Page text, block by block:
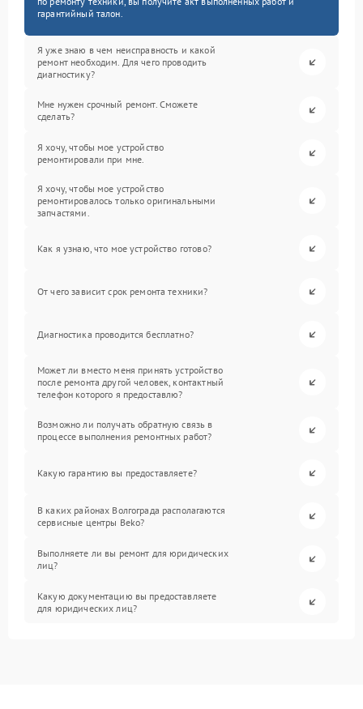
гарантийный талон.
Я уже знаю в чем неисправность и какой
ремонт необходим. Для чего проводить
диагностику?
Мне нужен срочный ремонт. Сможете
сделать?
Я хочу, чтобы мое устройство
ремонтировали при мне.
Я хочу, чтобы мое устройство
ремонтировалось только оригинальными
запчастями.
Как я узнаю, что мое устройство готово?
От чего зависит срок ремонта техники?
Диагностика проводится бесплатно?
Может ли вместо меня принять устройство
после ремонта другой человек, контактный
телефон которого я предоставлю?
Возможно ли получать обратную связь в
процессе выполнения ремонтных работ?
Какую гарантию вы предоставляете?
В каких районах Волгограда располагаются
сервисные центры Beko?
Выполняете ли вы ремонт для юридических
лиц?
Какую документацию вы предоставляете
для юридических лиц?